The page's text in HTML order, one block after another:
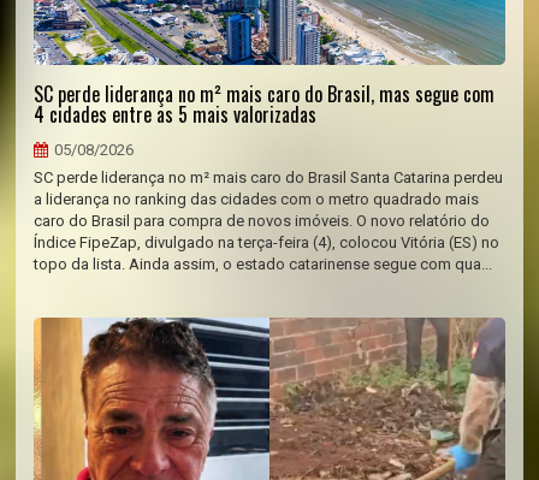
SC perde liderança no m² mais caro do Brasil, mas segue com
4 cidades entre as 5 mais valorizadas
05/08/2026
SC perde liderança no m² mais caro do Brasil Santa Catarina perdeu
a liderança no ranking das cidades com o metro quadrado mais
caro do Brasil para compra de novos imóveis. O novo relatório do
Índice FipeZap, divulgado na terça-feira (4), colocou Vitória (ES) no
topo da lista. Ainda assim, o estado catarinense segue com qua...